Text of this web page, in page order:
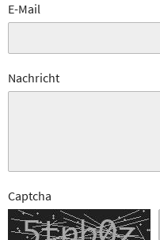
E-Mail
Nachricht
Captcha